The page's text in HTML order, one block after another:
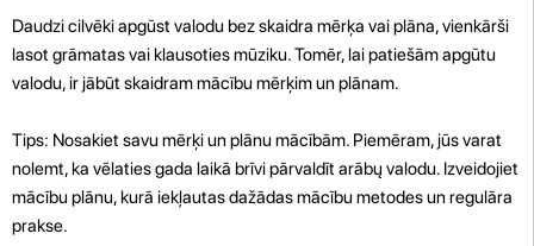
Daudzi cilvēki apgūst valodu bez skaidra mērķa vai plāna, vienkārši
lasot grāmatas vai klausoties mūziku. Tomēr, lai patiešām apgūtu
valodu, ir jābūt skaidram mācību mērķim un plānam.
Tips: Nosakiet savu mērķi un plānu mācībām. Piemēram, jūs varat
nolemt, ka vēlaties gada laikā brīvi pārvaldīt arābų valodu. Izveidojiet
mācību plānu, kurā iekļautas dažādas mācību metodes un regulāra
prakse.